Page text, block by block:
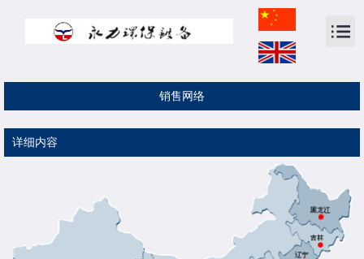
销售网络
详细内容